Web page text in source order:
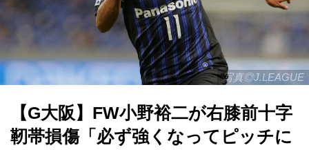
写真◎J.LEAGUE
【G大阪】FW小野裕二が右膝前十字
靭帯損傷「必ず強くなってピッチに